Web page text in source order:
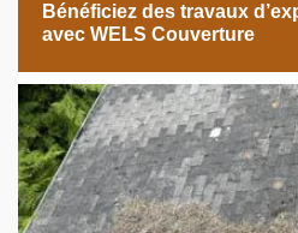
Bénéficiez des travaux
avec WELS Couverture